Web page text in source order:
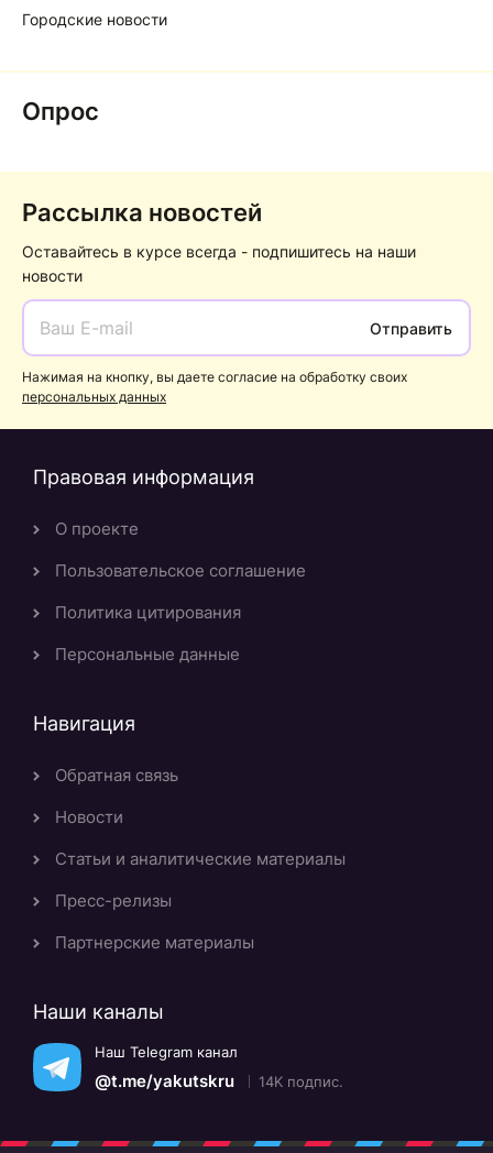
Городские новости
Опрос
Рассылка новостей
Оставайтесь в курсе всегда - подпишитесь на наши
новости
Отправить
Нажимая на кнопку, вы даете согласие на обработку своих
персональных данных
Правовая информация
О проекте
Пользовательское соглашение
Политика цитирования
Персональные данные
Навигация
Обратная связь
Новости
Статьи и аналитические материалы
Пресс-релизы
Партнерские материалы
Наши каналы
Наш Telegram канал
@t.me/yakutskru 14K подпис.